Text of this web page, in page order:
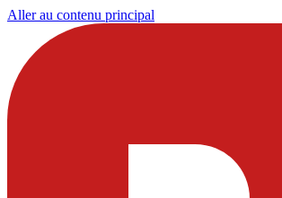
Aller au contenu principal